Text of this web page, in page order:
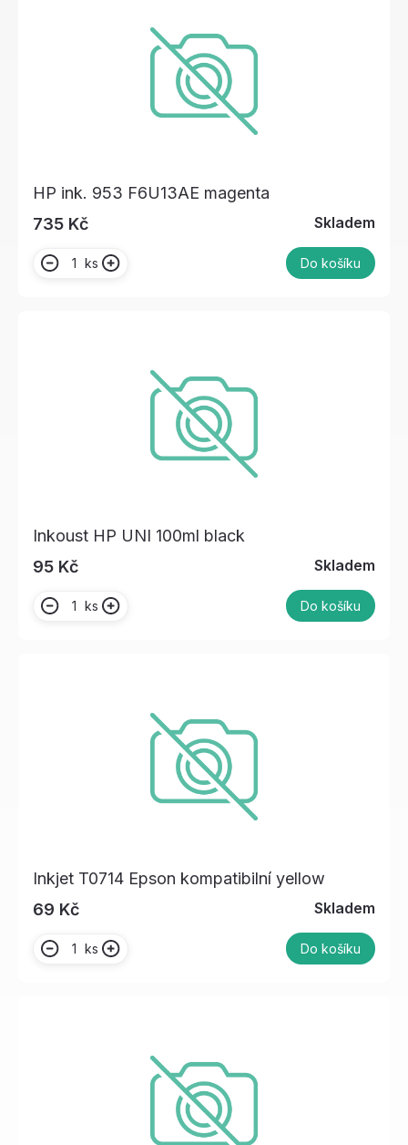
HP ink. 953 F6U13AE magenta
735 Kč
Skladem
ks Do košíku
Inkoust HP UNI 100ml black
95 Kč
Skladem
ks Do košíku
Inkjet T0714 Epson kompatibilní yellow
69 Kč
Skladem
ks Do košíku